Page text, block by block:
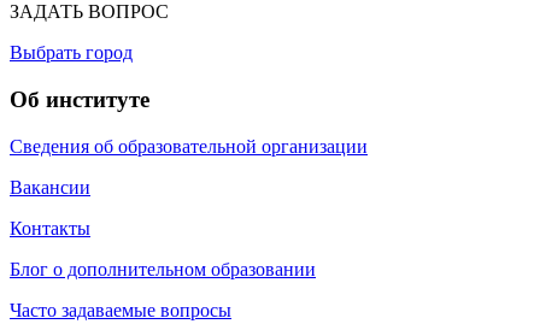
ЗАДАТЬ ВОПРОС
Выбрать город
Об институте
Сведения об образовательной организации
Вакансии
Контакты
Блог о дополнительном образовании
Часто задаваемые вопросы